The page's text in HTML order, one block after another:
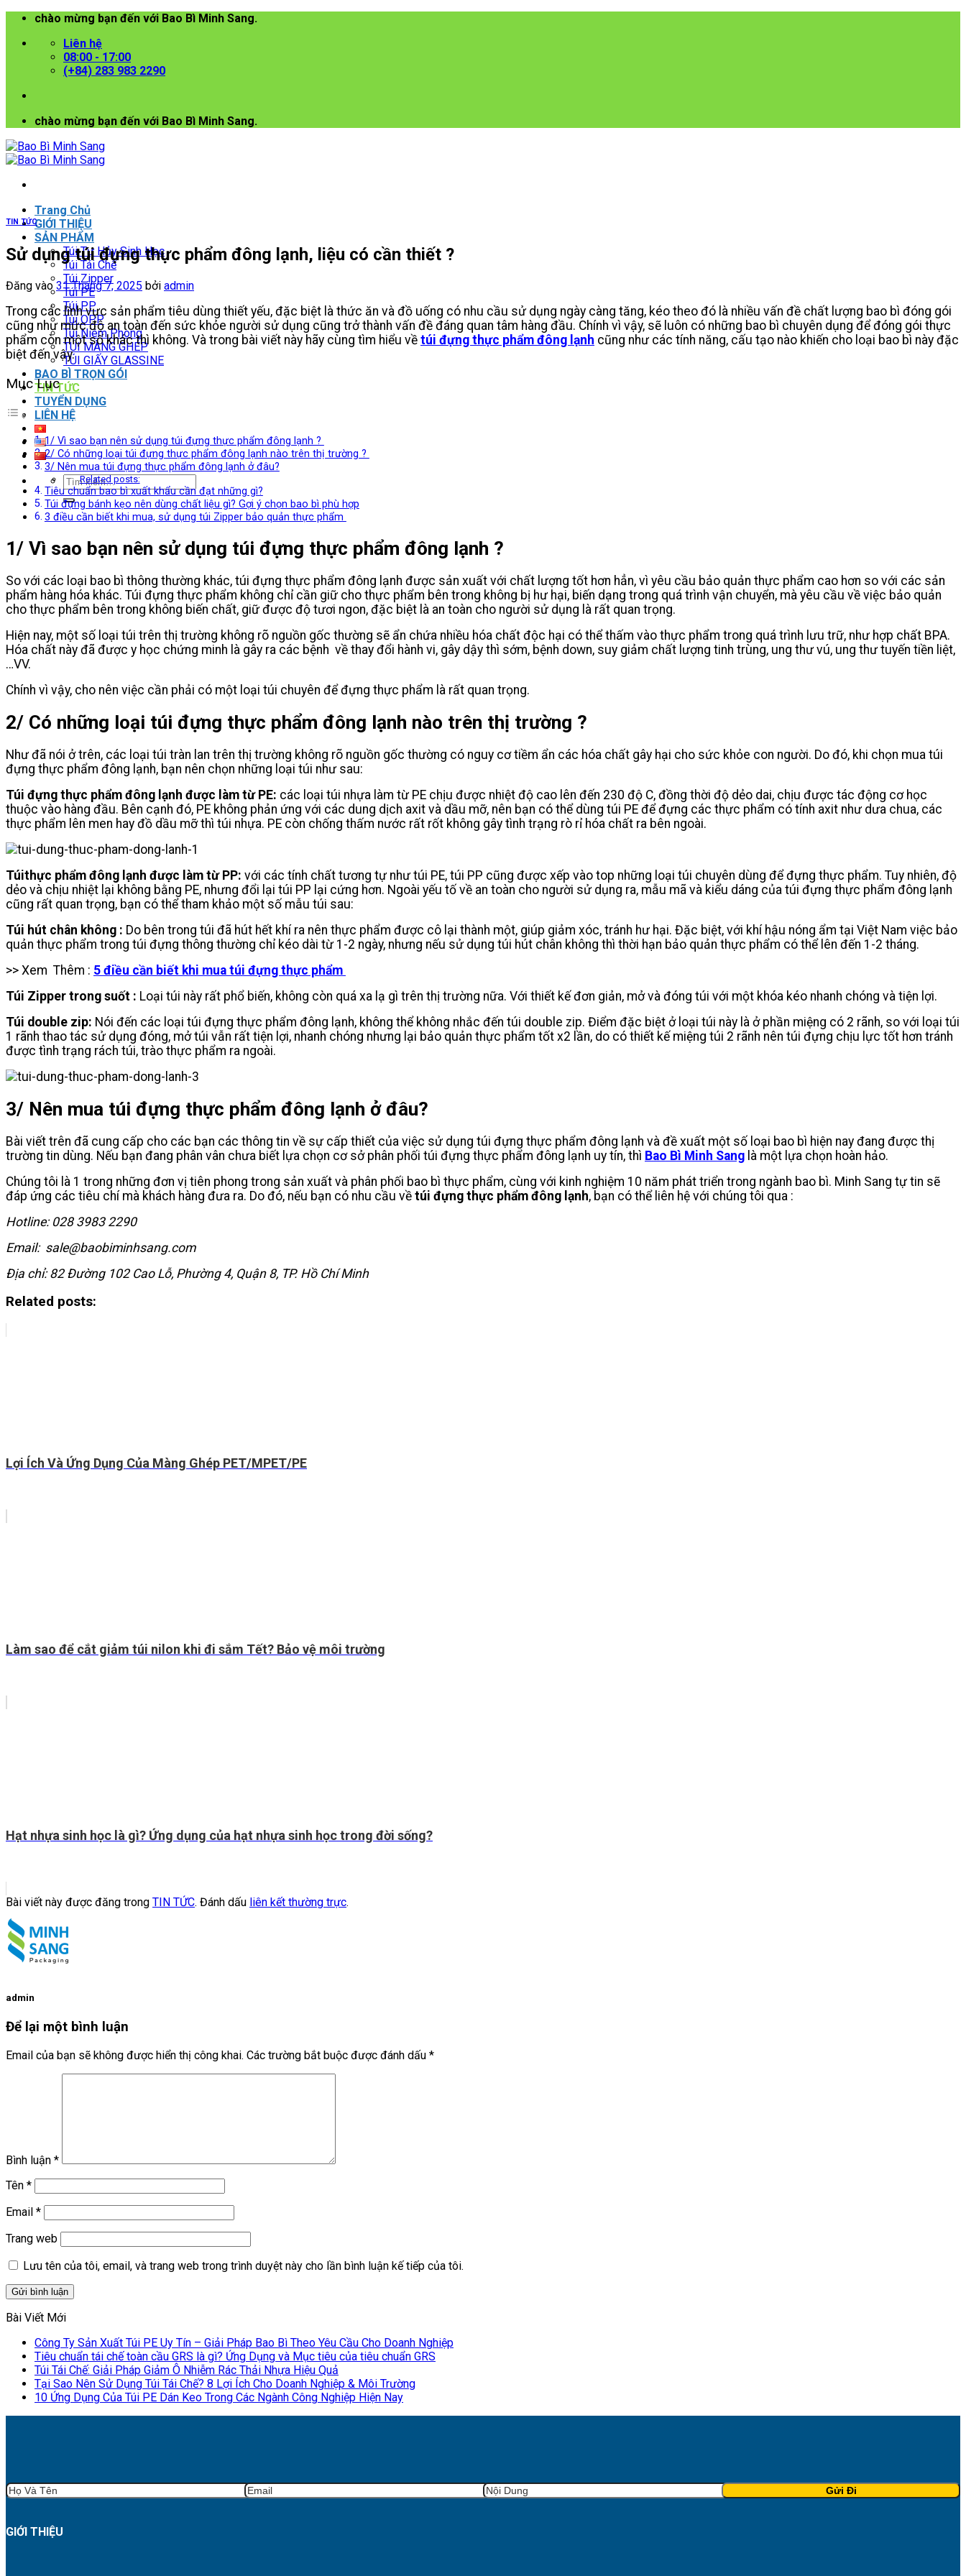
chào mừng bạn đến với Bao Bì Minh Sang.
Liên hệ
08:00 - 17:00
(+84) 283 983 2290
chào mừng bạn đến với Bao Bì Minh Sang.
Trang Chủ
GIỚI THIỆU
SẢN PHẨM
Túi Tự Hủy Sinh Học
Túi Tái Chế
Túi Zipper
Túi PE
Túi PP
Túi OPP
Túi Niêm Phong
TÚI MÀNG GHÉP
TÚI GIẤY GLASSINE
BAO BÌ TRỌN GÓI
TIN TỨC
TUYỂN DỤNG
LIÊN HỆ
Tìm
kiếm:
TIN TỨC
Sử dụng túi đựng thực phẩm đông lạnh, liệu có cần thiết ?
Đăng vào31 Tháng 7, 2025 bởi admin
Trong các lĩnh vực sản phẩm tiêu dùng thiết yếu, đặc biệt là thức ăn và đồ uống có nhu cầu sử dụng ngày càng tăng, kéo theo đó là nhiều vấn đề chất lượng bao bì đóng gói
cũng như mức độ an toàn đến sức khỏe người sử dụng cũng trở thành vấn đề đáng quan tâm hàng đầu. Chính vì vậy, sẽ luôn có những bao bì chuyên dụng để đóng gói thực
phẩm còn một số khác thì không. Và trong bài viết này hãy cùng tìm hiểu về túi đựng thực phẩm đông lạnh cũng như các tính năng, cấu tạo nào khiến cho loại bao bì này đặc
biệt đến vậy.
Mục Lục
1/ Vì sao bạn nên sử dụng túi đựng thực phẩm đông lạnh ?
2/ Có những loại túi đựng thực phẩm đông lạnh nào trên thị trường ?
3/ Nên mua túi đựng thực phẩm đông lạnh ở đâu?
Related posts:
Tiêu chuẩn bao bì xuất khẩu cần đạt những gì?
Túi đựng bánh kẹo nên dùng chất liệu gì? Gợi ý chọn bao bì phù hợp
3 điều cần biết khi mua, sử dụng túi Zipper bảo quản thực phẩm
1/ Vì sao bạn nên sử dụng túi đựng thực phẩm đông lạnh ?
So với các loại bao bì thông thường khác, túi đựng thực phẩm đông lạnh được sản xuất với chất lượng tốt hơn hẳn, vì yêu cầu bảo quản thực phẩm cao hơn so với các sản
phẩm hàng hóa khác. Túi đựng thực phẩm không chỉ cần giữ cho thực phẩm bên trong không bị hư hại, biến dạng trong quá trình vận chuyển, mà yêu cầu về việc bảo quản
cho thực phẩm bên trong không biến chất, giữ được độ tươi ngon, đặc biệt là an toàn cho người sử dụng là rất quan trọng.
Hiện nay, một số loại túi trên thị trường không rõ nguồn gốc thường sẽ ẩn chứa nhiều hóa chất độc hại có thể thấm vào thực phẩm trong quá trình lưu trữ, như hợp chất BPA.
Hóa chất này đã được y học chứng minh là gây ra các bệnh về thay đổi hành vi, gây dậy thì sớm, bệnh down, suy giảm chất lượng tinh trùng, ung thư vú, ung thư tuyến tiền liệt,
…VV.
Chính vì vậy, cho nên việc cần phải có một loại túi chuyên để đựng thực phẩm là rất quan trọng.
2/ Có những loại túi đựng thực phẩm đông lạnh nào trên thị trường ?
Như đã nói ở trên, các loại túi tràn lan trên thị trường không rõ nguồn gốc thường có nguy cơ tiềm ẩn các hóa chất gây hại cho sức khỏe con người. Do đó, khi chọn mua túi
đựng thực phẩm đông lạnh, bạn nên chọn những loại túi như sau:
Túi đựng thực phẩm đông lạnh được làm từ PE: các loại túi nhựa làm từ PE chịu được nhiệt độ cao lên đến 230 độ C, đồng thời độ dẻo dai, chịu được tác động cơ học
thuộc vào hàng đầu. Bên cạnh đó, PE không phản ứng với các dung dịch axit và dầu mỡ, nên bạn có thể dùng túi PE để đựng các thực phẩm có tính axit như dưa chua, các
thực phẩm lên men hay đồ dầu mỡ thì túi nhựa. PE còn chống thấm nước rất rốt không gây tình trạng rò rỉ hóa chất ra bên ngoài.
Túithực phẩm đông lạnh được làm từ PP: với các tính chất tương tự như túi PE, túi PP cũng được xếp vào top những loại túi chuyên dùng để đựng thực phẩm. Tuy nhiên, độ
dẻo và chịu nhiệt lại không bằng PE, nhưng đổi lại túi PP lại cứng hơn. Ngoài yếu tố về an toàn cho người sử dụng ra, mẫu mã và kiểu dáng của túi đựng thực phẩm đông lạnh
cũng rất quan trọng, bạn có thể tham khảo một số mẫu túi sau:
Túi hút chân không : Do bên trong túi đã hút hết khí ra nên thực phẩm được cô lại thành một, giúp giảm xóc, tránh hư hại. Đặc biệt, với khí hậu nóng ẩm tại Việt Nam việc bảo
quản thực phẩm trong túi đựng thông thường chỉ kéo dài từ 1-2 ngày, nhưng nếu sử dụng túi hút chân không thì thời hạn bảo quản thực phẩm có thể lên đến 1-2 tháng.
>> Xem Thêm : 5 điều cần biết khi mua túi đựng thực phẩm
Túi Zipper trong suốt : Loại túi này rất phổ biến, không còn quá xa lạ gì trên thị trường nữa. Với thiết kế đơn giản, mở và đóng túi với một khóa kéo nhanh chóng và tiện lợi.
Túi double zip: Nói đến các loại túi đựng thực phẩm đông lạnh, không thể không nhắc đến túi double zip. Điểm đặc biệt ở loại túi này là ở phần miệng có 2 rãnh, so với loại túi
1 rãnh thao tác sử dụng đóng, mở túi vẫn rất tiện lợi, nhanh chóng nhưng lại bảo quản thực phẩm tốt x2 lần, do có thiết kế miệng túi 2 rãnh nên túi đựng chịu lực tốt hơn tránh
được tình trạng rách túi, trào thực phẩm ra ngoài.
3/ Nên mua túi đựng thực phẩm đông lạnh ở đâu?
Bài viết trên đã cung cấp cho các bạn các thông tin về sự cấp thiết của việc sử dụng túi đựng thực phẩm đông lạnh và đề xuất một số loại bao bì hiện nay đang được thị
trường tin dùng. Nếu bạn đang phân vân chưa biết lựa chọn cơ sở phân phối túi đựng thực phẩm đông lạnh uy tín, thì Bao Bì Minh Sang là một lựa chọn hoàn hảo.
Chúng tôi là 1 trong những đơn vị tiên phong trong sản xuất và phân phối bao bì thực phẩm, cùng với kinh nghiệm 10 năm phát triển trong ngành bao bì. Minh Sang tự tin sẽ
đáp ứng các tiêu chí mà khách hàng đưa ra. Do đó, nếu bạn có nhu cầu về túi đựng thực phẩm đông lạnh, bạn có thể liên hệ với chúng tôi qua :
Hotline: 028 3983 2290
Email: sale@baobiminhsang.com
Địa chỉ: 82 Đường 102 Cao Lỗ, Phường 4, Quận 8, TP. Hồ Chí Minh
Related posts:
Lợi Ích Và Ứng Dụng Của Màng Ghép PET/MPET/PE
Làm sao để cắt giảm túi nilon khi đi sắm Tết? Bảo vệ môi trường
Hạt nhựa sinh học là gì? Ứng dụng của hạt nhựa sinh học trong đời sống?
Bài viết này được đăng trong TIN TỨC. Đánh dấu liên kết thường trực.
admin
Để lại một bình luận
Email của bạn sẽ không được hiển thị công khai. Các trường bắt buộc được đánh dấu *
Bình luận *
Tên *
Email *
Trang web
Lưu tên của tôi, email, và trang web trong trình duyệt này cho lần bình luận kế tiếp của tôi.
Bài Viết Mới
Công Ty Sản Xuất Túi PE Uy Tín – Giải Pháp Bao Bì Theo Yêu Cầu Cho Doanh Nghiệp
Tiêu chuẩn tái chế toàn cầu GRS là gì? Ứng Dụng và Mục tiêu của tiêu chuẩn GRS
Túi Tái Chế: Giải Pháp Giảm Ô Nhiễm Rác Thải Nhựa Hiệu Quả
Tại Sao Nên Sử Dụng Túi Tái Chế? 8 Lợi Ích Cho Doanh Nghiệp & Môi Trường
10 Ứng Dụng Của Túi PE Dán Keo Trong Các Ngành Công Nghiệp Hiện Nay
GIỚI THIỆU